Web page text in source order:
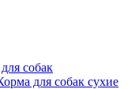
собак
для собак сухие